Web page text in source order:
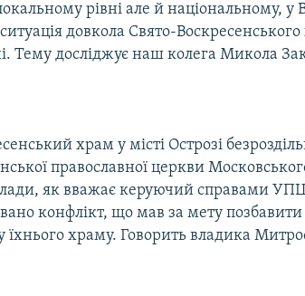
рівні але й національному, у
довкола Свято-Воскресенського
Тему досліджує наш колега Микола
храм у місті Острозі
православної церкви
влади, як вважає керуючий справами
конфлікт, що мав за мету
їхнього храму. Говорить владика